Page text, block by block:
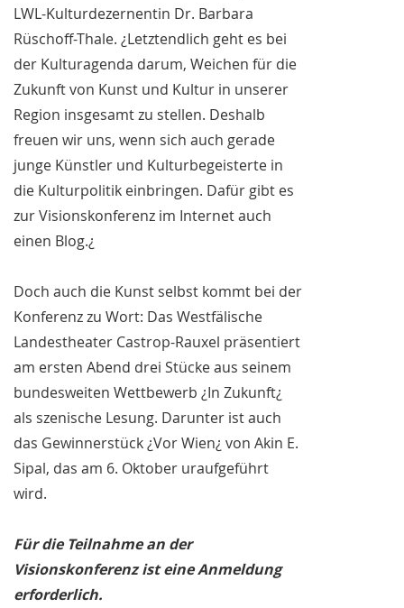
LWL-Kulturdezernentin Dr. Barbara
Rüschoff-Thale. ¿Letztendlich geht es bei
der Kulturagenda darum, Weichen für die
Zukunft von Kunst und Kultur in unserer
Region insgesamt zu stellen. Deshalb
freuen wir uns, wenn sich auch gerade
junge Künstler und Kulturbegeisterte in
die Kulturpolitik einbringen. Dafür gibt es
zur Visionskonferenz im Internet auch
einen Blog.¿
Doch auch die Kunst selbst kommt bei der
Konferenz zu Wort: Das Westfälische
Landestheater Castrop-Rauxel präsentiert
am ersten Abend drei Stücke aus seinem
bundesweiten Wettbewerb ¿In Zukunft¿
als szenische Lesung. Darunter ist auch
das Gewinnerstück ¿Vor Wien¿ von Akin E.
Sipal, das am 6. Oktober uraufgeführt
wird.
Für die Teilnahme an der
Visionskonferenz ist eine Anmeldung
erforderlich.